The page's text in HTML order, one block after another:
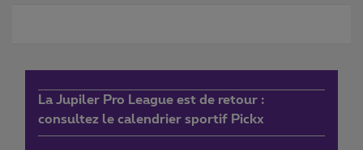
La Jupiler Pro League est de retour :
consultez le calendrier sportif Pickx